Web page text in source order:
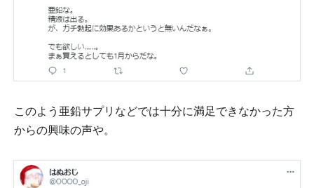
このよう亜鉛サプリなどでは十分に満足できなかった方
からの興味の声や。